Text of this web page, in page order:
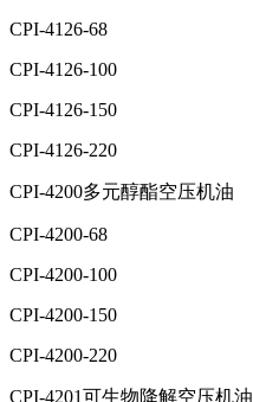
CPI-4126-68
CPI-4126-100
CPI-4126-150
CPI-4126-220
CPI-4200多元醇酯空压机油
CPI-4200-68
CPI-4200-100
CPI-4200-150
CPI-4200-220
CPI-4201可生物降解空压机油